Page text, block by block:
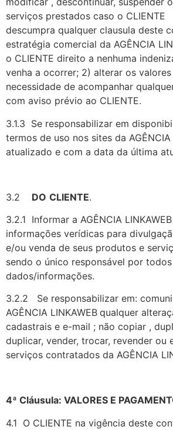
serviços prestados caso o CLIENTE
descumpra qualquer clausula deste
estratégia comercial da AGÊNCIA
o CLIENTE direito a nenhuma
venha a ocorrer; 2) alterar os
necessidade de acompanhar
com aviso prévio ao CLIENTE.
3.1.3 Se responsabilizar em
termos de uso nos sites da AGÊNCIA
atualizado e com a data da última
3.2 DO CLIENTE.
3.2.1 Informar a AGÊNCIA
informações verídicas para
e/ou venda de seus produtos e
sendo o único responsável por todos
dados/informações.
3.2.2 Se responsabilizar em:
AGÊNCIA LINKAWEB qualquer
cadastrais e e-mail ; não copiar ,
duplicar, vender, trocar, revender ou
serviços contratados da AGÊNCIA
4ª Cláusula: VALORES E
4.1 O CLIENTE na vigência deste